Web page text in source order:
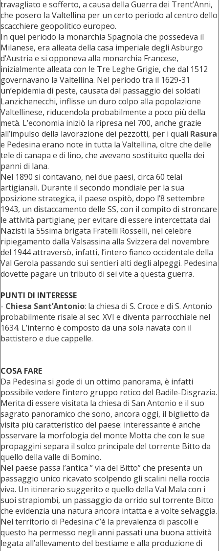
travagliato e sofferto, a causa della Guerra dei Trent’Anni,
che posero la Valtellina per un certo periodo al centro dello
scacchiere geopolitico europeo.
In quel periodo la monarchia Spagnola che possedeva il
Milanese, era alleata della casa imperiale degli Asburgo
d’Austria e si opponeva alla monarchia Francese,
inizialmente alleata con le Tre Leghe Grigie, che dal 1512
governavano la Valtellina. Nel periodo tra il 1629-31
un’epidemia di peste, causata dal passaggio dei soldati
Lanzichenecchi, inflisse un duro colpo alla popolazione
Valtellinese, riducendola probabilmente a poco più della
metà. L’economia iniziò la ripresa nel 700, anche grazie
all’impulso della lavorazione dei pezzotti, per i quali Rasura
e Pedesina erano note in tutta la Valtellina, oltre che delle
tele di canapa e di lino, che avevano sostituito quella dei
panni di lana.
Nel 1890 si contavano, nei due paesi, circa 60 telai
artigianali. Durante il secondo mondiale per la sua
posizione strategica, il paese ospitò, dopo l’8 settembre
1943, un distaccamento delle SS, con il compito di stroncare
le attività partigiane; per evitare di essere intercettata dai
Nazisti la 55sima brigata Fratelli Rosselli, nel celebre
ripiegamento dalla Valsassina alla Svizzera del novembre
del 1944 attraversò, infatti, l’intero fianco occidentale della
Val Gerola passando sui sentieri alti degli alpeggi. Pedesina
dovette pagare un tributo di sei vite a questa guerra.
PUNTI DI INTERESSE
- Chiesa Sant’Antonio: la chiesa di S. Croce e di S. Antonio
probabilmente risale al sec. XVI e diventa parrocchiale nel
1634. L’interno è composto da una sola navata con il
battistero e due cappelle.
COSA FARE
Da Pedesina si gode di un ottimo panorama, è infatti
possibile vedere l’intero gruppo retico del Badile-Disgrazia.
Merita di essere visitata la chiesa di San Antonio e il suo
sagrato panoramico che sono, ancora oggi, il biglietto da
visita più caratteristico del paese: interessante è anche
osservare la morfologia del monte Motta che con le sue
propaggini separa il solco principale del torrente Bitto da
quello della valle di Bomino.
Nel paese passa l’antica ” via del Bitto” che presenta un
passaggio unico ricavato scolpendo gli scalini nella roccia
viva. Un itinerario suggerito e quello della Val Mala con i
suoi strapiombi, un passaggio da orrido sul torrente Bitto
che evidenzia una natura ancora intatta e a volte selvaggia.
Nel territorio di Pedesina c”é la prevalenza di pascoli e
questo ha permesso negli anni passati una buona attività
legata all’allevamento del bestiame e alla produzione di